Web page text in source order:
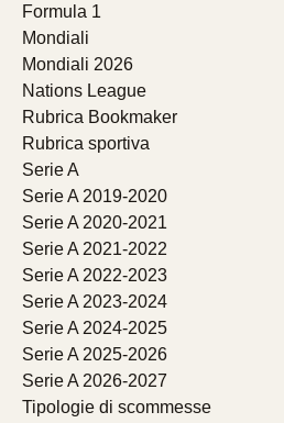
Formula 1
Mondiali
Mondiali 2026
Nations League
Rubrica Bookmaker
Rubrica sportiva
Serie A
Serie A 2019-2020
Serie A 2020-2021
Serie A 2021-2022
Serie A 2022-2023
Serie A 2023-2024
Serie A 2024-2025
Serie A 2025-2026
Serie A 2026-2027
Tipologie di scommesse